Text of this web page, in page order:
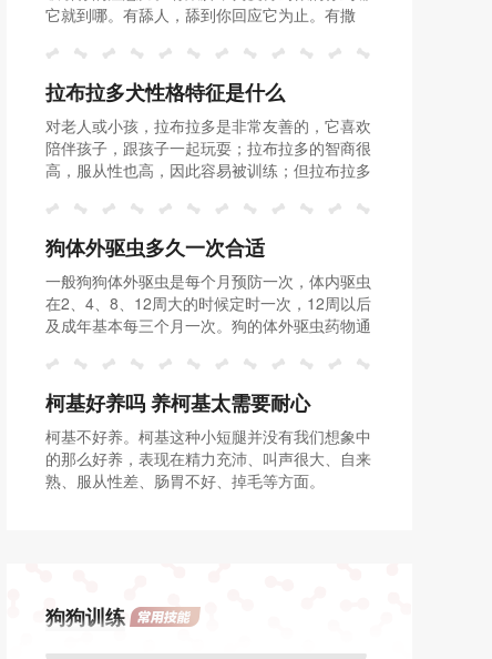
它就到哪。有舔人，舔到你回应它为止。有撒
拉布拉多犬性格特征是什么
对老人或小孩，拉布拉多是非常友善的，它喜欢
陪伴孩子，跟孩子一起玩耍；拉布拉多的智商很
高，服从性也高，因此容易被训练；但拉布拉多
狗体外驱虫多久一次合适
一般狗狗体外驱虫是每个月预防一次，体内驱虫
在2、4、8、12周大的时候定时一次，12周以后
及成年基本每三个月一次。狗的体外驱虫药物通
染寄生虫的实际情况选择应用。滴剂和喷剂效果
不同，视情况使用。
柯基好养吗 养柯基太需要耐心
柯基不好养。柯基这种小短腿并没有我们想象中
的那么好养，表现在精力充沛、叫声很大、自来
熟、服从性差、肠胃不好、掉毛等方面。
狗狗训练